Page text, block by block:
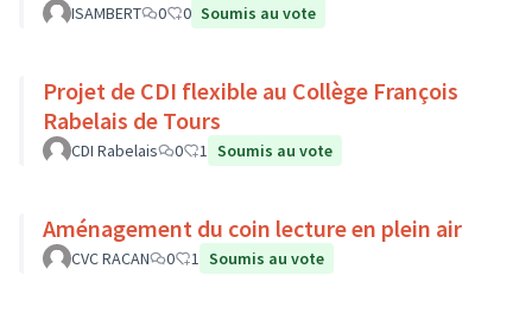
ISAMBERT 0 0 Soumis au vote
Projet de CDI flexible au Collège François
Rabelais de Tours
CDI Rabelais 0 1 Soumis au vote
Aménagement du coin lecture en plein air
CVC RACAN 0 1 Soumis au vote